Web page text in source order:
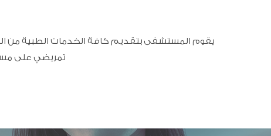
يقوم المستشفى بتقديم كافة الخدمات الطبية من
تمريضي على